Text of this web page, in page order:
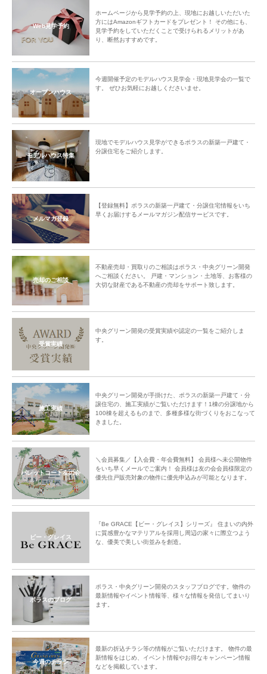
Web見学予約
ホームページから見学予約の上、現地にお越しいただいた
方にはAmazonギフトカードをプレゼント！ その他にも、
見学予約をしていただくことで受けられるメリットがあ
り、断然おすすめです。
オープンハウス
今週開催予定のモデルハウス見学会・現地見学会の一覧で
す。 ぜひお気軽にお越しくださいませ。
モデルハウス特集
現地でモデルハウス見学ができるポラスの新築一戸建て・
分譲住宅をご紹介します。
メルマガ登録
【登録無料】ポラスの新築一戸建て・分譲住宅情報をいち
早くお届けするメールマガジン配信サービスです。
売却のご相談
不動産売却・買取りのご相談はポラス・中央グリーン開発
へご相談ください。 戸建・マンション・土地等、お客様の
大切な財産である不動産の売却をサポート致します。
受賞実績
中央グリーン開発の受賞実績や認定の一覧をご紹介しま
す。
施工実績
中央グリーン開発が手掛けた、ポラスの新築一戸建て・分
譲住宅の、施工実績がご覧いただけます！1棟の分譲地から
100棟を超えるものまで、多種多様な街づくりをおこなって
きました。
パレットコート友の会
＼会員募集／【入会費・年会費無料】 会員様へ未公開物件
をいち早くメールでご案内！ 会員様は友の会会員様限定の
優先住戸販売対象の物件に優先申込みが可能となります。
ビー・グレイス
『Be GRACE【ビー・グレイス】シリーズ』 住まいの内外
に質感豊かなマテリアルを採用し周辺の家々に際立つよう
な、優美で美しい街並みを創造。
ポラスのブログ
ポラス・中央グリーン開発のスタッフブログです。物件の
最新情報やイベント情報等、様々な情報を発信してまいり
ます。
今週のチラシ
最新の折込チラシ等の情報がご覧いただけます。 物件の最
新情報をはじめ、イベント情報やお得なキャンペーン情報
などを掲載しています。